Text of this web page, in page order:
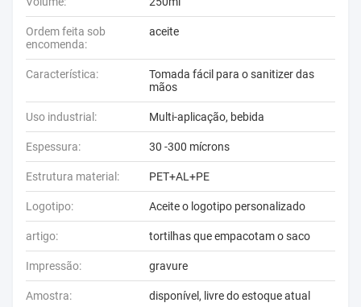
Ordem feita sob
encomenda:
aceite
Característica:
Tomada fácil para o sanitizer das
mãos
Uso industrial: Multi-aplicação, bebida
Espessura: 30 -300 mícrons
Estrutura material: PET+AL+PE
Logotipo: Aceite o logotipo personalizado
artigo: tortilhas que empacotam o saco
Impressão: gravure
Amostra: disponível, livre do estoque atual